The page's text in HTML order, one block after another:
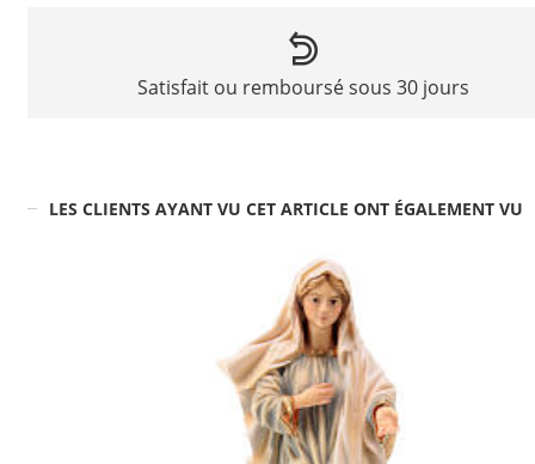
Satisfait ou remboursé sous 30 jours
LES CLIENTS AYANT VU CET ARTICLE ONT ÉGALEMENT VU